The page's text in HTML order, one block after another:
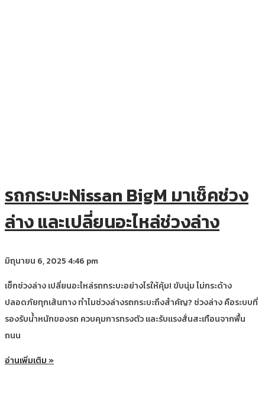
รถกระบะNissan BigM มาเช็คช่วง
ล่าง และเปลี่ยนอะไหล่ช่วงล่าง
มิถุนายน 6, 20254:46 pm
เช็กช่วงล่าง เปลี่ยนอะไหล่รถกระบะอย่างไรให้คุ้ม! ขับนุ่ม ไม่กระด้าง
ปลอดภัยทุกเส้นทาง ทำไมช่วงล่างรถกระบะถึงสำคัญ? ช่วงล่าง คือระบบที่
รองรับน้ำหนักของรถ ควบคุมการทรงตัว และรับแรงสั่นสะเทือนจากพื้น
ถนน
อ่านเพิ่มเติม »